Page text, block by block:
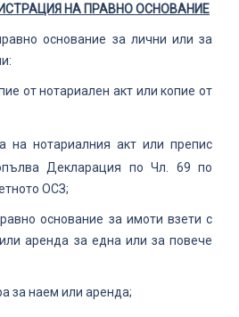
НА ПРАВНО ОСНОВАНИЕ
основание за лични или за
от нотариален акт или копие от
на нотариалния акт или препис
Декларация по Чл. 69 по
ОСЗ;
основание за имоти взети с
аренда за една или за повече
за наем или аренда;